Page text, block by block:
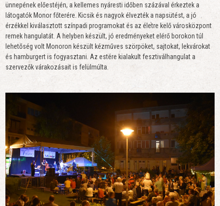
ünnepének előestéjén, a kellemes nyáresti időben százával érkeztek a
látogatók Monor főterére. Kicsik és nagyok élvezték a napsütést, a jó
érzékkel kiválasztott színpadi programokat és az életre kelő városközpont
remek hangulatát. A helyben készült, jó eredményeket elérő borokon túl
lehetőség volt Monoron készült kézműves szörpöket, sajtokat, lekvárokat
és hamburgert is fogyasztani. Az estére kialakult fesztiválhangulat a
szervezők várakozásait is felülmúlta.